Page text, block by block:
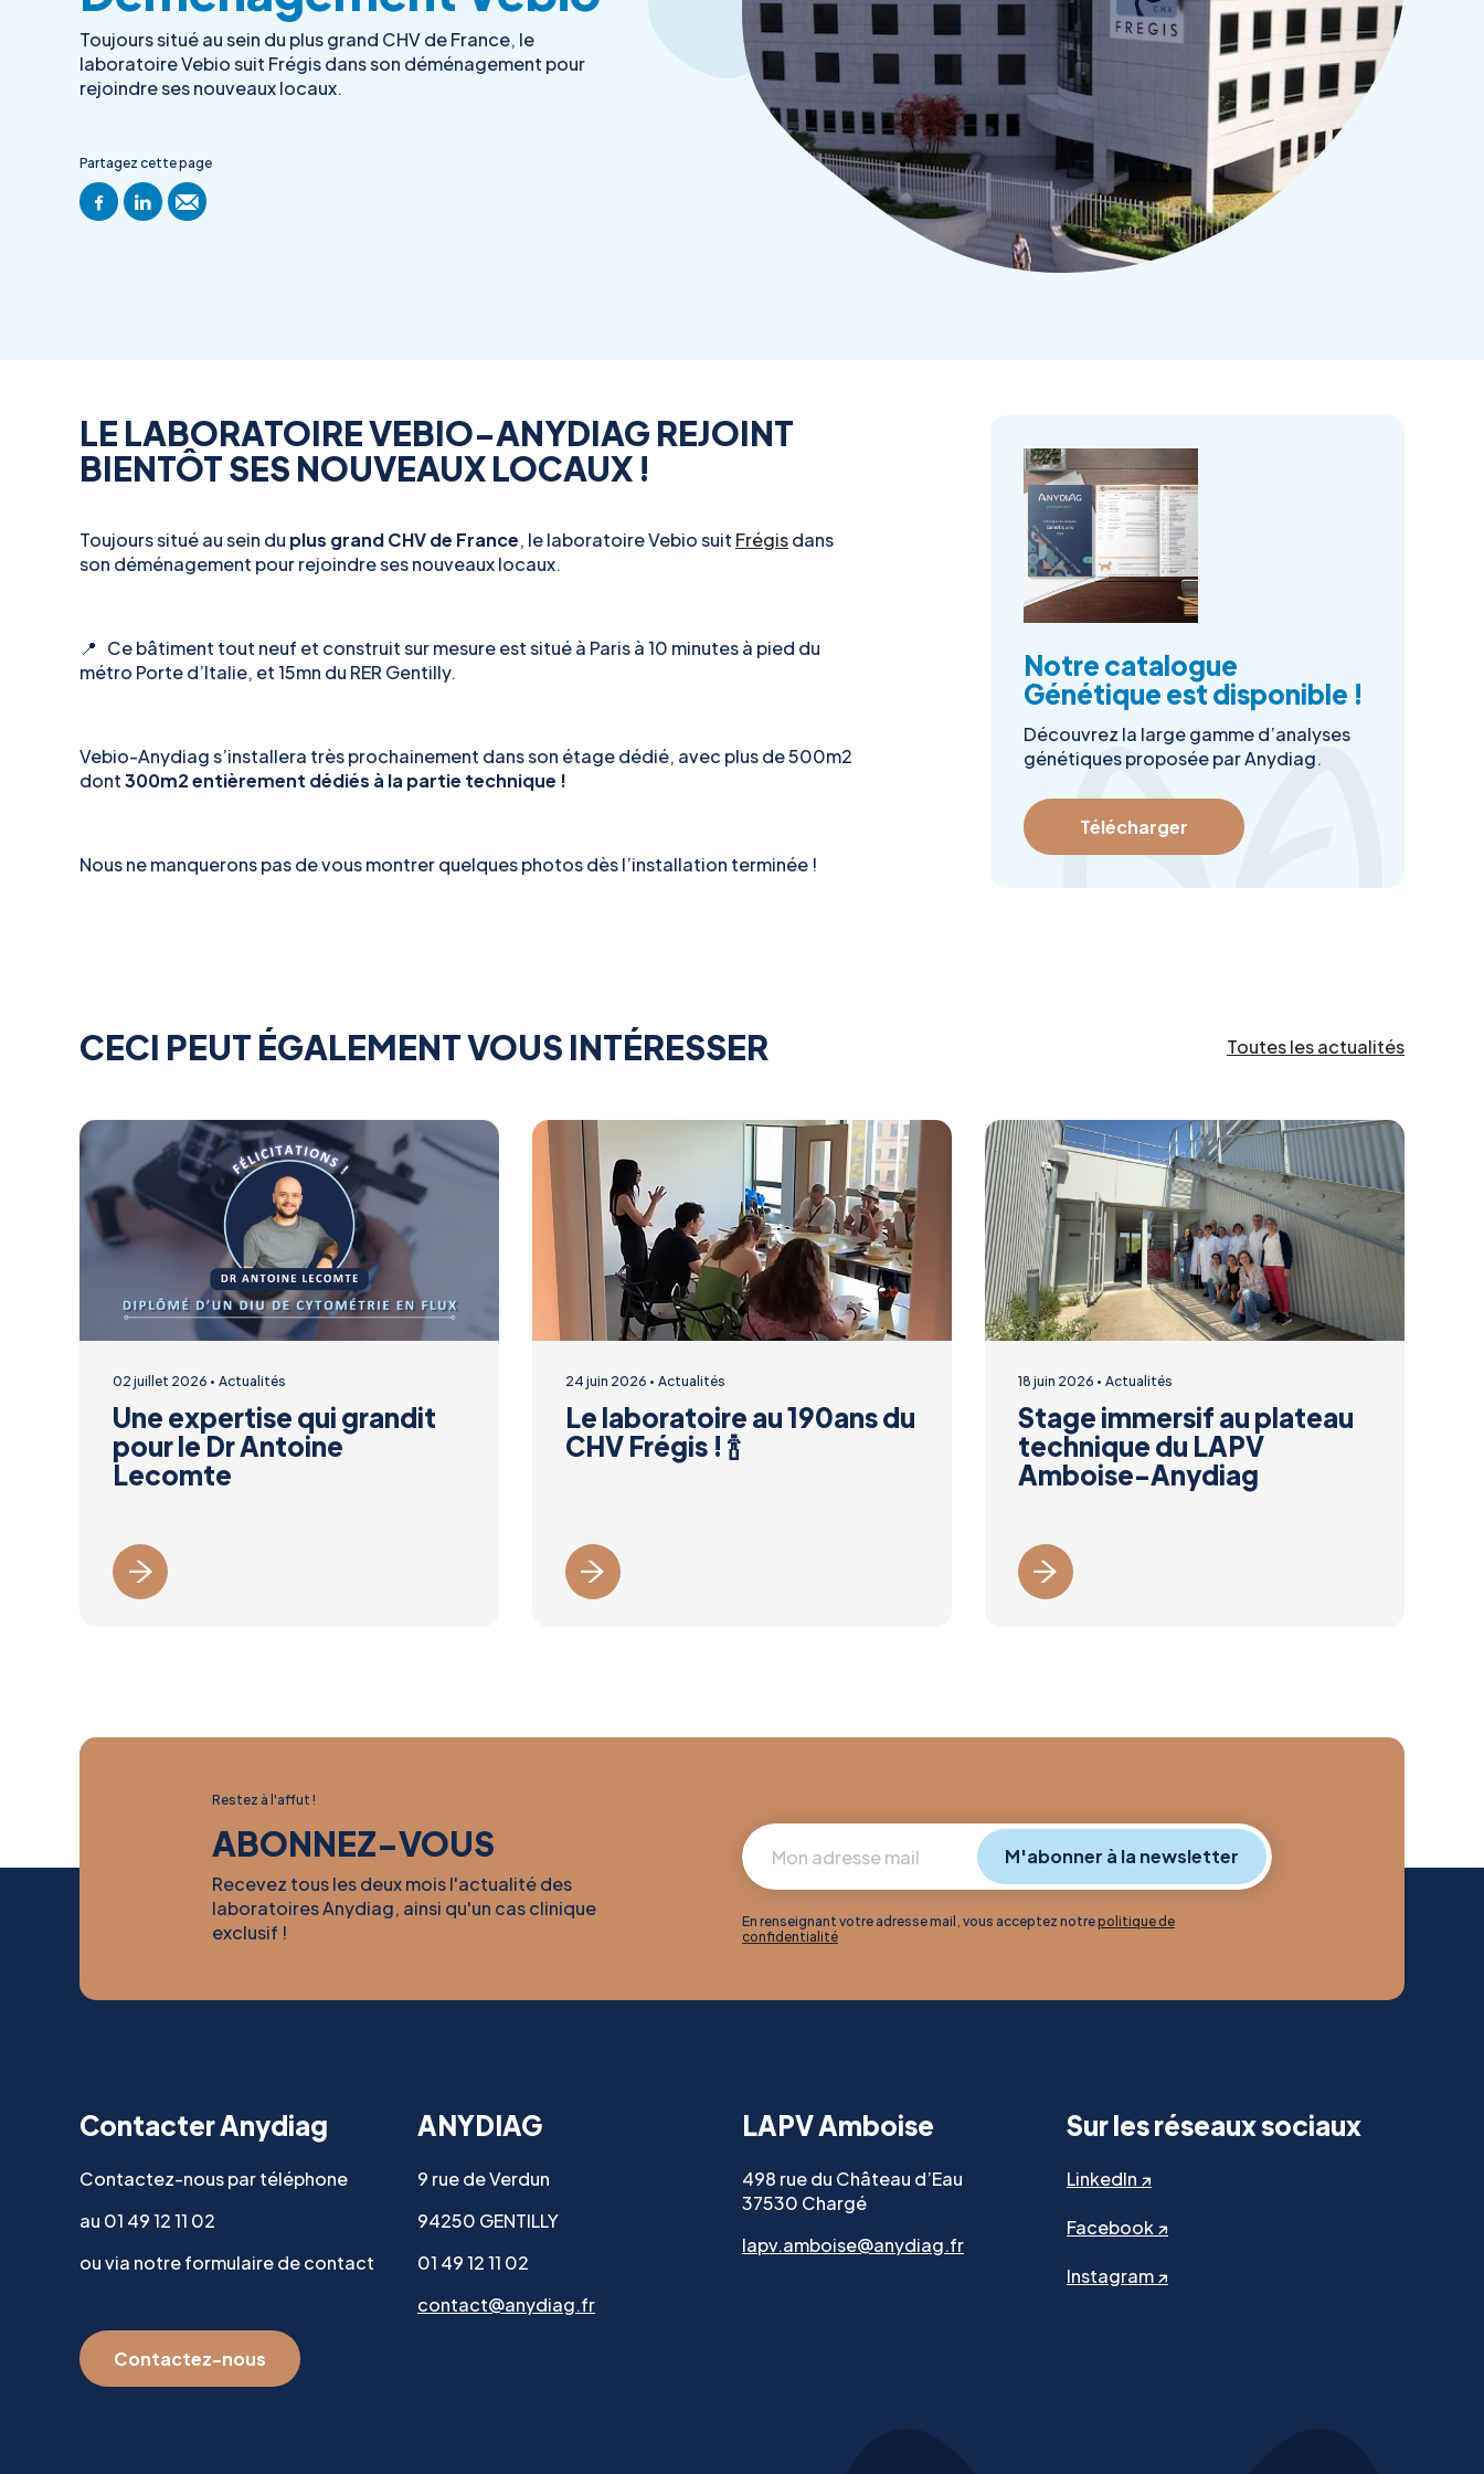
Toujours situé au sein du plus grand CHV de France, le
laboratoire Vebio suit Frégis dans son déménagement pour
rejoindre ses nouveaux locaux.
Partagez cette page
Notre catalogue
Génétique est disponible !
Découvrez la large gamme d’analyses
génétiques proposée par Anydiag.
Télécharger
LE LABORATOIRE VEBIO-ANYDIAG REJOINT
BIENTÔT SES NOUVEAUX LOCAUX !
Toujours situé au sein du plus grand CHV de France, le laboratoire Vebio suit Frégisdans
son déménagement pour rejoindre ses nouveaux locaux.
📍 Ce bâtiment tout neuf et construit sur mesure est situé à Paris à 10 minutes à pied du
métro Porte d’Italie, et 15mn du RER Gentilly.
Vebio-Anydiag s’installera très prochainement dans son étage dédié, avec plus de 500m2
dont300m2 entièrement dédiés à la partie technique !
Nous ne manquerons pas de vous montrer quelques photos dès l’installation terminée !
CECI PEUT ÉGALEMENT VOUS INTÉRESSER Toutes les actualités
02 juillet 2026 Actualités
Une expertise qui grandit
pour le Dr Antoine
Lecomte
24 juin 2026 Actualités
Le laboratoire au 190ans du
CHV Frégis ! 🍾
18 juin 2026 Actualités
Stage immersif au plateau
technique du LAPV
Amboise-Anydiag
Restez à l'affut !
ABONNEZ-VOUS
Recevez tous les deux mois l'actualité des
laboratoires Anydiag, ainsi qu'un cas clinique
exclusif !
En renseignant votre adresse mail, vous acceptez notrepolitique de
confidentialité
Contacter Anydiag
Contactez-nous par téléphone
au 01 49 12 11 02
ou via notre formulaire de contact
Contactez-nous
ANYDIAG
9 rue de Verdun
94250 GENTILLY
01 49 12 11 02
contact@anydiag.fr
LAPV Amboise
498 rue du Château d’Eau
37530 Chargé
lapv.amboise@anydiag.fr
Sur les réseaux sociaux
LinkedIn ↗
Facebook ↗
Instagram ↗